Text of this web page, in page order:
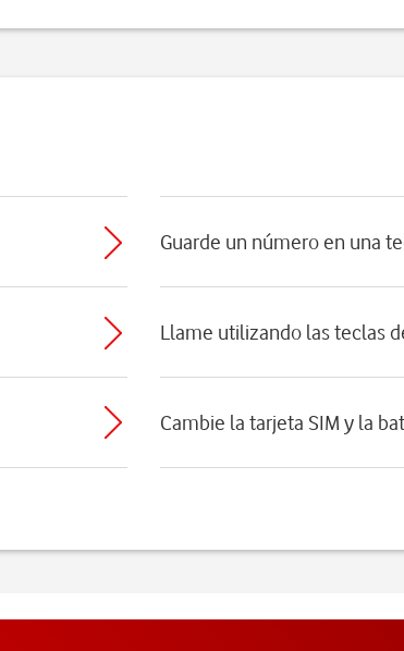
Guarde un número en una
Llame utilizando las teclas
Cambie la tarjeta SIM y la